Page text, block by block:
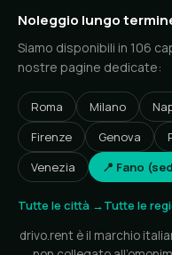
Noleggio lungo
Siamo disponibili in 106
nostre pagine dedicate:
Roma Milano
Firenze
Genova
Venezia
📍 Fano
Tutte le città →Tutte le
drivo.rent è il marchio